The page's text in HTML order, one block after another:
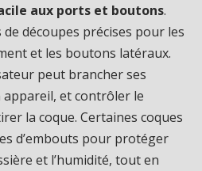
aux ports et boutons.
découpes précises pour les
et les boutons latéraux.
peut brancher ses
et contrôler le
la coque. Certaines coques
d’embouts pour protéger
et l’humidité, tout en